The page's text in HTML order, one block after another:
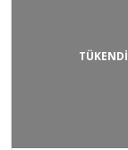
TÜKENDİ